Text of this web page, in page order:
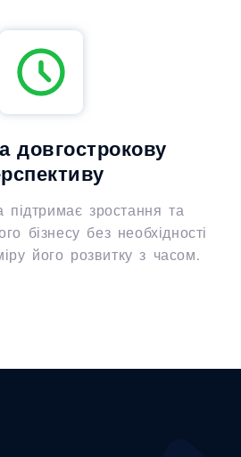
довгострокову
підтримає зростання та
бізнесу без необхідності
його розвитку з часом.